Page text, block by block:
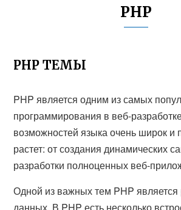
PHP
PHP ТЕМЫ
PHP является одним из самых
программирования в веб-
возможностей языка очень широк и
растет: от создания динамических
разработки полноценных веб-
Одной из важных тем PHP является